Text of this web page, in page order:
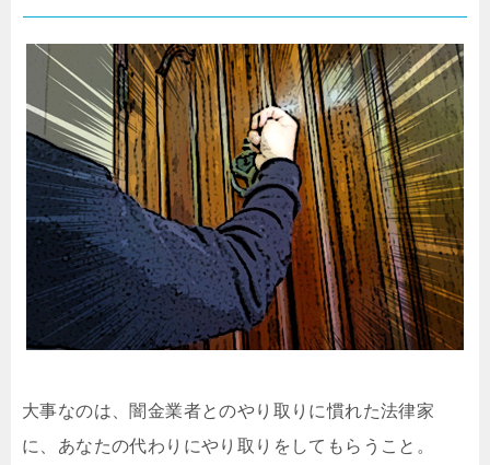
大事なのは、闇金業者とのやり取りに慣れた法律家
に、あなたの代わりにやり取りをしてもらうこと。